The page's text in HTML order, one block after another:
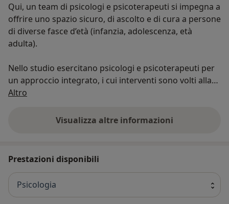
Qui, un team di psicologi e psicoterapeuti si impegna a
offrire uno spazio sicuro, di ascolto e di cura a persone
di diverse fasce d’età (infanzia, adolescenza, età
adulta).
Nello studio esercitano psicologi e psicoterapeuti per
un approccio integrato, i cui interventi sono volti alla
cura delle forme contemporanee della sofferenza, al
persona e al raggiungimento del benessere
Sappiamo che affrontare le sfide della vita può essere
difficile e che ognuno di noi può trovarsi in momenti di
fragilità. Il nostro obiettivo è fornire un servizio di
psicoterapia e sostegno psicologico personalizzato,
Altro
Visualizza altre informazioni
Prestazioni disponibili
Psicologia